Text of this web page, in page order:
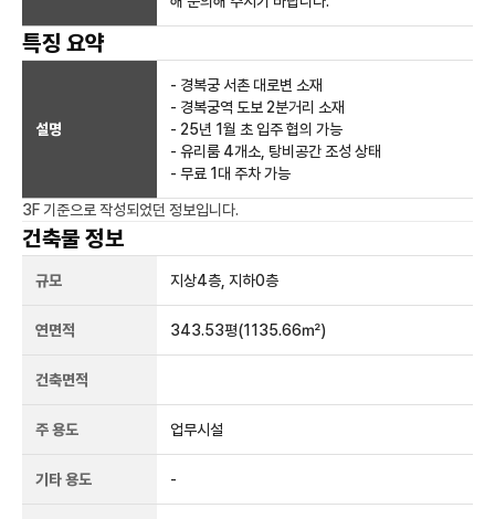
특징 요약
설명
- 경복궁 서촌 대로변 소재
- 경복궁역 도보 2분거리 소재
- 25년 1월 초 입주 협의 가능
- 유리룸 4개소, 탕비공간 조성 상태
- 무료 1대 주차 가능
3F 기준으로 작성되었던 정보입니다.
건축물 정보
규모 지상4층, 지하0층
연면적 343.53평(1135.66㎡)
건축면적
주 용도 업무시설
기타 용도 -